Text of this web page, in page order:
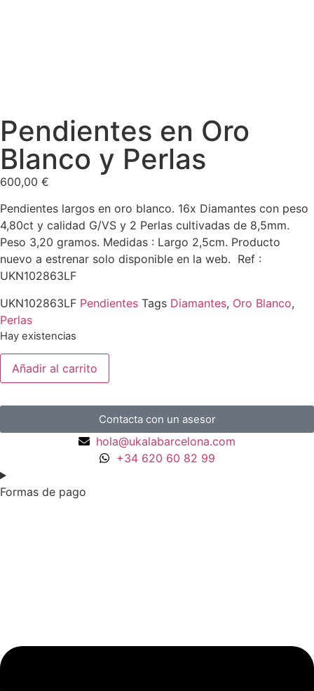
Pendientes en Oro
Blanco y Perlas
600,00 €
Pendientes largos en oro blanco. 16x Diamantes con peso
4,80ct y calidad G/VS y 2 Perlas cultivadas de 8,5mm.
Peso 3,20 gramos. Medidas : Largo 2,5cm. Producto
nuevo a estrenar solo disponible en la web. Ref :
UKN102863LF
UKN102863LF Pendientes Tags Diamantes, Oro Blanco,
Perlas
Hay existencias
Añadir al carrito
Contacta con un asesor
hola@ukalabarcelona.com
+34 620 60 82 99
Formas de pago